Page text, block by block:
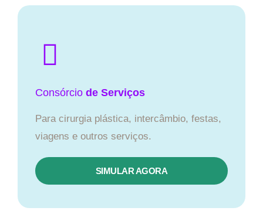
Consórcio de Serviços
Para cirurgia plástica, intercâmbio, festas,
viagens e outros serviços.
SIMULAR AGORA